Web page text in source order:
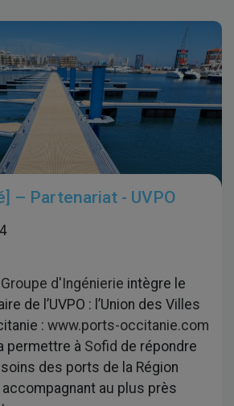
– Partenariat - UVPO
Groupe d'Ingénierie intègre le
de l’UVPO : l’Union des Villes
: www.ports-occitanie.com
permettre à Sofid de répondre
des ports de la Région
au plus près